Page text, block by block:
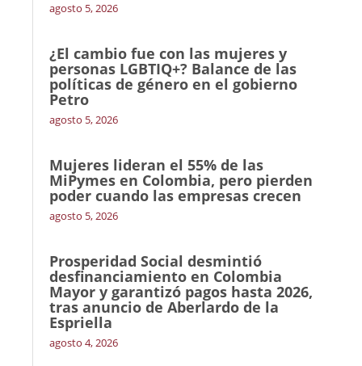
agosto 5, 2026
¿El cambio fue con las mujeres y
personas LGBTIQ+? Balance de las
políticas de género en el gobierno
Petro
agosto 5, 2026
Mujeres lideran el 55% de las
MiPymes en Colombia, pero pierden
poder cuando las empresas crecen
agosto 5, 2026
Prosperidad Social desmintió
desfinanciamiento en Colombia
Mayor y garantizó pagos hasta 2026,
tras anuncio de Aberlardo de la
Espriella
agosto 4, 2026